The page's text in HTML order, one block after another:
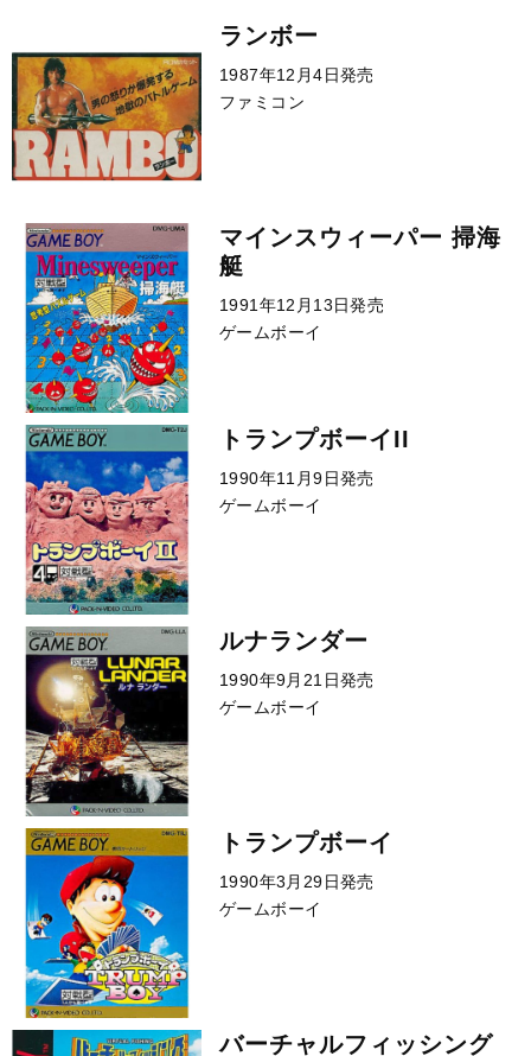
ランボー
1987年12月4日発売
ファミコン
マインスウィーパー 掃海
艇
1991年12月13日発売
ゲームボーイ
トランプボーイII
1990年11月9日発売
ゲームボーイ
ルナランダー
1990年9月21日発売
ゲームボーイ
トランプボーイ
1990年3月29日発売
ゲームボーイ
バーチャルフィッシング